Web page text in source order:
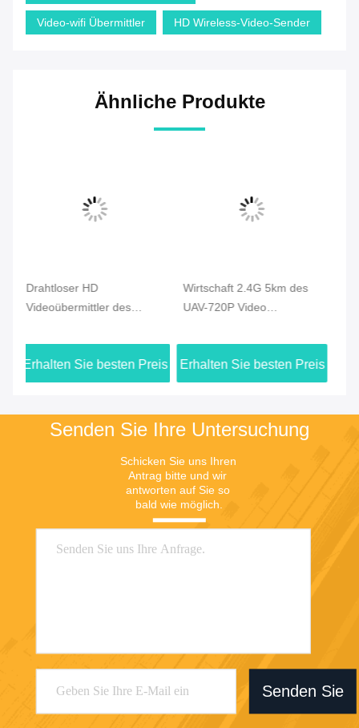
Video-wifi Übermittler HD Wireless-Video-Sender
Ähnliche Produkte
Wirtschaft 2.4G 5km des
UAV-720P Video
Videoübermittler-HDMI u.
Duplexdatenverbindung
Erhalten Sie besten Preis
C50HPT 40-70km Mavlink
2.4GHz COFDM UAV
Langstrecke UP/Downlink
Erhalten Sie besten Preis
Senden Sie Ihre Untersuchung
Schicken Sie uns Ihren
Antrag bitte und wir
antworten auf Sie so
bald wie möglich.
Senden Sie